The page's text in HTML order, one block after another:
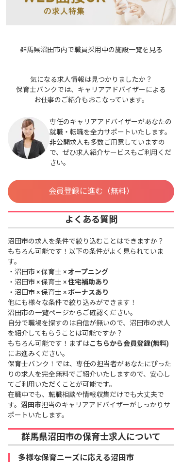
群馬県沼田市内で職員採用中の施設一覧を見る
気になる求人情報は見つかりましたか？
保育士バンクでは、キャリアアドバイザーによる
お仕事のご紹介もおこなっています。
専任のキャリアアドバイザーがあなたの
就職・転職を全力サポートいたします。
非公開求人も多数ご用意していますの
で、ぜひ求人紹介サービスもご利用くだ
さい。
会員登録に進む（無料）
よくある質問
沼田市の求人を条件で絞り込むことはできますか？
もちろん可能です！以下の条件がよく見られていま
す。
・ 沼田市 × 保育士 ×オープニング
・ 沼田市 × 保育士 ×住宅補助あり
・ 沼田市 × 保育士 ×ボーナスあり
他にも様々な条件で絞り込みができます！
沼田市の一覧ページからご確認ください。
自分で職場を探すのは自信が無いので、沼田市の求人
を紹介してもらうことは可能ですか？
もちろん可能です！まずはこちらから会員登録(無料)
にお進みください。
保育士バンク！では、専任の担当者があなたにぴった
りの求人を完全無料でご紹介いたしますので、安心し
てご利用いただくことが可能です。
在職中でも、転職相談や情報収集だけでも大丈夫で
す。 沼田市担当のキャリアアドバイザーがしっかりサ
ポートいたします。
群馬県沼田市の保育士求人について
多様な保育ニーズに応える沼田市